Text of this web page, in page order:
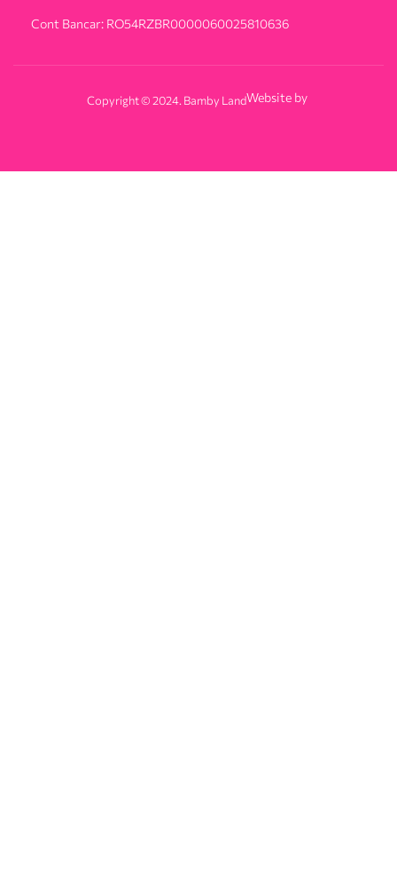
Cont Bancar: RO54RZBR0000060025810636
Copyright © 2024. Bamby LandWebsite by